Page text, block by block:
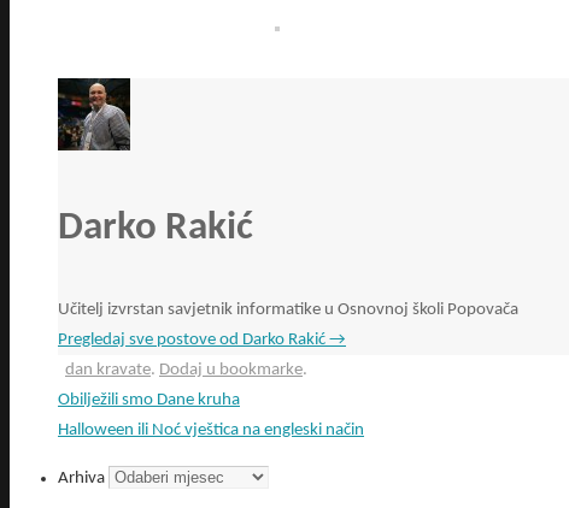
Darko Rakić
Učitelj izvrstan savjetnik informatike u Osnovnoj školi Popovača
Pregledaj sve postove od Darko Rakić →
dan kravate. Dodaj u bookmarke.
Obilježili smo Dane kruha
Halloween ili Noć vještica na engleski način
Arhiva